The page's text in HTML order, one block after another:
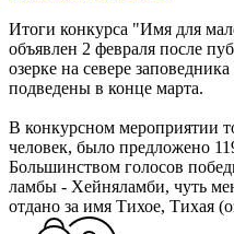
Итоги конкурса "Имя для
объявлен 2 февраля после
озерке на севере
подведены в конце марта.
В конкурсном мероприятии
человек, было предложено
Большинством голосов
ламбы - Хейняламби, чуть
отдано за имя Тихое, Тихая